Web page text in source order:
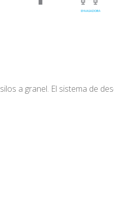
a granel. El sistema de